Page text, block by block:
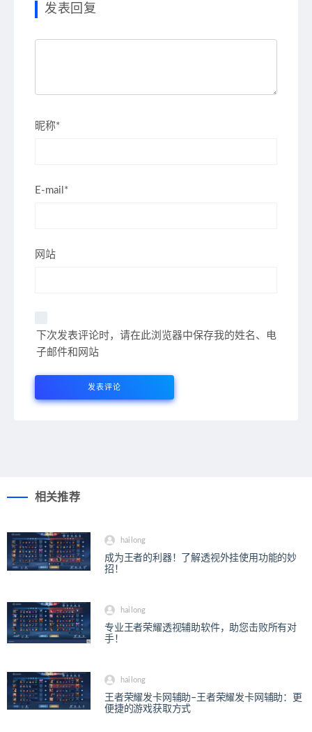
发表回复
昵称*
E-mail*
网站
下次发表评论时，请在此浏览器中保存我的姓名、电
子邮件和网站
相关推荐
hailong
成为王者的利器！了解透视外挂使用功能的妙
招！
hailong
专业王者荣耀透视辅助软件，助您击败所有对
手！
hailong
王者荣耀发卡网辅助–王者荣耀发卡网辅助：更
便捷的游戏获取方式